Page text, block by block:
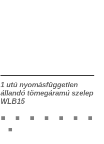
1 utú nyomásfüggetlen
állandó tömegáramú szelep
WLB15